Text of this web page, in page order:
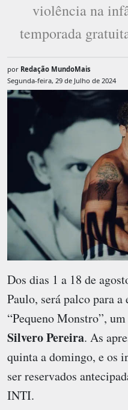
violência na
temporada
por Redação MundoMais
Segunda-feira, 29 de Julho de 2024
Dos dias 1 a 18 de
Paulo, será palco para
“Pequeno Monstro”,
Silvero Pereira. As
quinta a domingo, e os
ser reservados
INTI.